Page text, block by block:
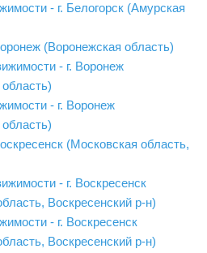
(Амурская
- г. Воронеж (Воронежская область)
- г. Воронеж
- г. Воронеж
г. Воскресенск
Воскресенский р-н)
Воскресенск
Воскресенский р-н)